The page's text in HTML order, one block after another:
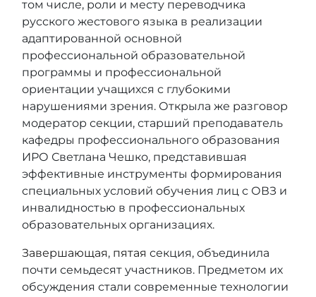
том числе, роли и месту переводчика
русского жестового языка в реализации
адаптированной основной
профессиональной образовательной
программы и профессиональной
ориентации учащихся с глубокими
нарушениями зрения. Открыла же разговор
модератор секции, старший преподаватель
кафедры профессионального образования
ИРО Светлана Чешко, представившая
эффективные инструменты формирования
специальных условий обучения лиц с ОВЗ и
инвалидностью в профессиональных
образовательных организациях.
Завершающая, пятая секция, объединила
почти семьдесят участников. Предметом их
обсуждения стали современные технологии